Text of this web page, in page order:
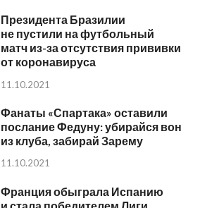
Президента Бразилии
не пустили на футбольный
матч из-за отсутствия прививки
от коронавируса
11.10.2021
Фанаты «Спартака» оставили
послание Федуну: убирайся вон
из клуба, забирай Зарему
11.10.2021
Франция обыграла Испанию